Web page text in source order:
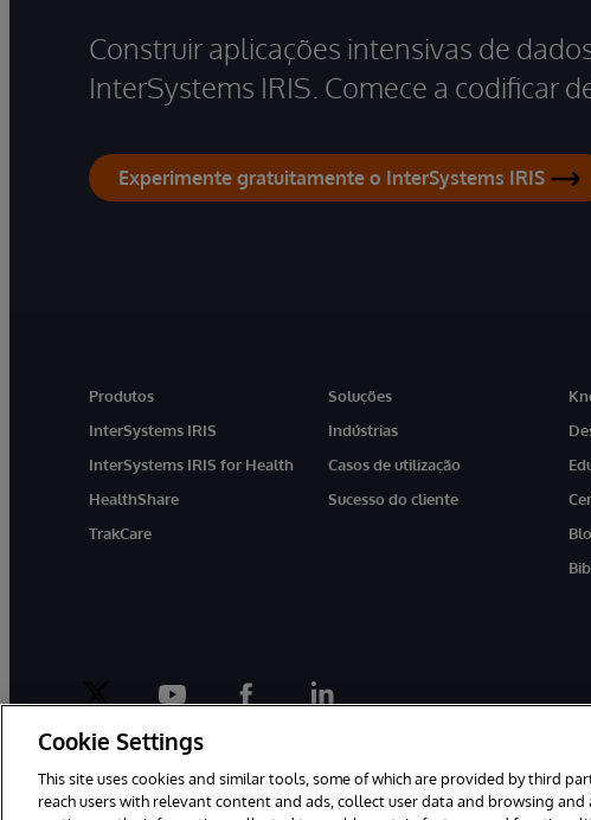
Construir aplicações intensivas de
InterSystems IRIS. Comece a codificar
Experimente gratuitamente o InterSystems IRIS
Produtos
InterSystems IRIS
InterSystems IRIS for Health
HealthShare
TrakCare
Soluções
Indústrias
Casos de utilização
Sucesso do cliente
twitter youtubefacebooklinkedin
Cookie Settings
This site uses cookies and similar tools, some of which are provided by third
reach users with relevant content and ads, collect user data and browsing